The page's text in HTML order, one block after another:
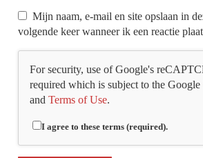
Mijn naam, e-mail en site opslaan in
volgende keer wanneer ik een reactie
For security, use of Google's
required which is subject to the Google
andTerms of Use.
I agree to these terms (required).